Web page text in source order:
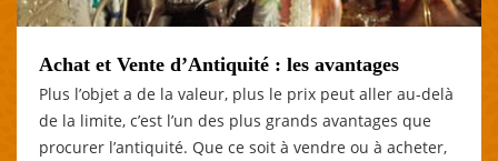
Achat et Vente d’Antiquité : les avantages
Plus l’objet a de la valeur, plus le prix peut aller au-delà
de la limite, c’est l’un des plus grands avantages que
procurer l’antiquité. Que ce soit à vendre ou à acheter,